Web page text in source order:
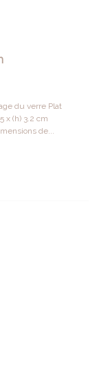
du verre Plat
x (h) 3.2 cm
de...